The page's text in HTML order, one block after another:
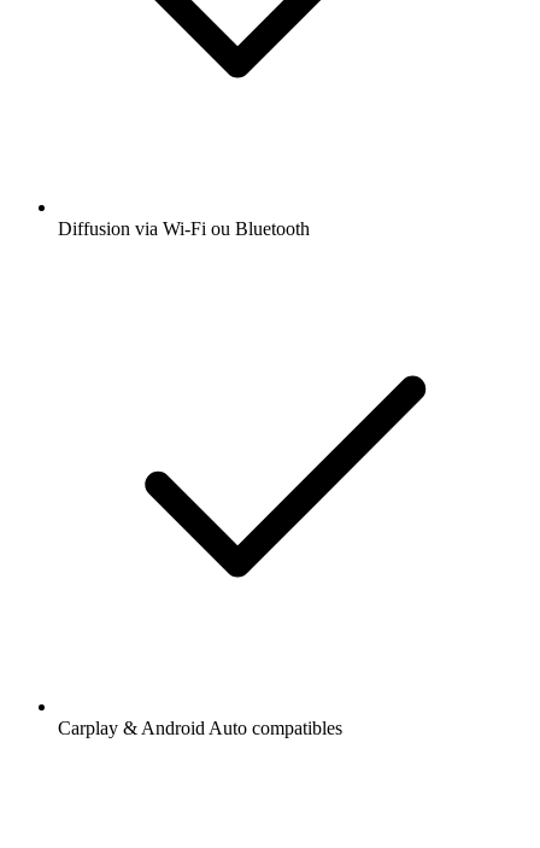
Diffusion via Wi-Fi ou Bluetooth
Carplay & Android Auto compatibles